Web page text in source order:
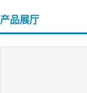
产品展厅